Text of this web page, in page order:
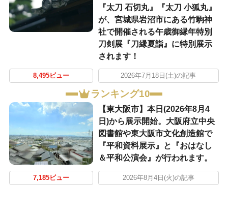
『太刀 石切丸』『太刀 小狐丸』
が、宮城県岩沼市にある竹駒神
社で開催される午歳御縁年特別
刀剣展『刀縁夏詣』に特別展示
されます！
8,495ビュー 2026年7月18日(土)の記事
ランキング10
【東大阪市】本日(2026年8月4
日)から展示開始。大阪府立中央
図書館や東大阪市文化創造館で
『平和資料展示』と『おはなし
＆平和公演会』が行われます。
7,185ビュー 2026年8月4日(火)の記事